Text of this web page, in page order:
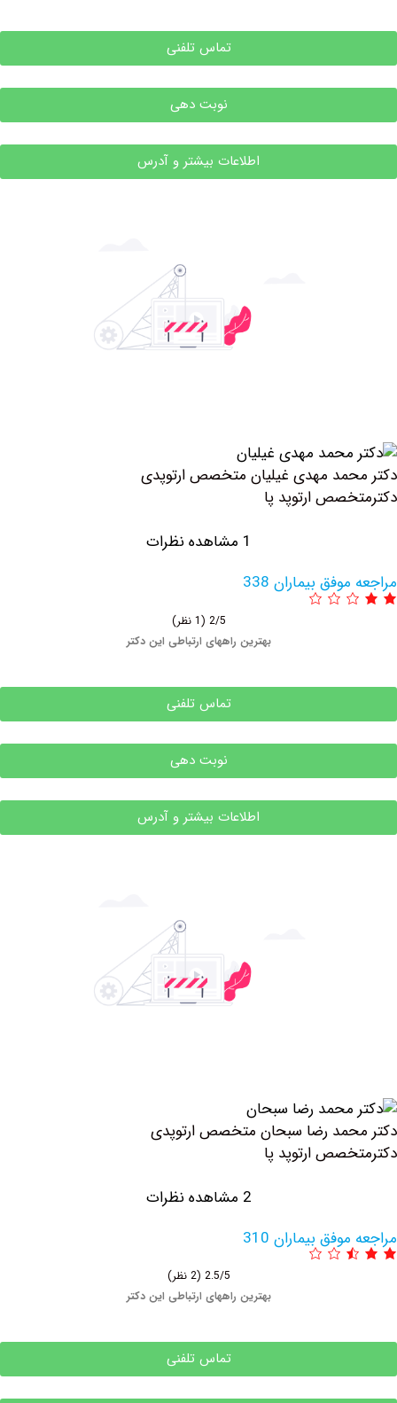
تماس تلفنی
نوبت دهی
اطلاعات بیشتر و آدرس
مهدی غیلیان متخصص ارتوپدی
ارتوپد پا
بیماران 338
بهترین راههای ارتباطی این دکتر
تماس تلفنی
نوبت دهی
اطلاعات بیشتر و آدرس
رضا سبحان متخصص ارتوپدی
ارتوپد پا
بیماران 310
بهترین راههای ارتباطی این دکتر
تماس تلفنی